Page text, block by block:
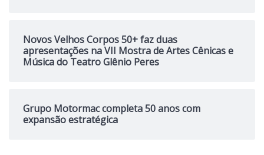
Novos Velhos Corpos 50+ faz duas
apresentações na VII Mostra de Artes Cênicas e
Música do Teatro Glênio Peres
Grupo Motormac completa 50 anos com
expansão estratégica